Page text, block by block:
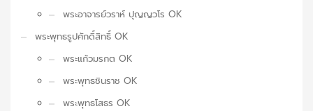
พระอาจารย์วราห์ ปุญญวโร OK
พระพุทธรูปศักดิ์สิทธิ์ OK
พระแก้วมรกต OK
พระพุทธชินราช OK
พระพุทธโสธร OK